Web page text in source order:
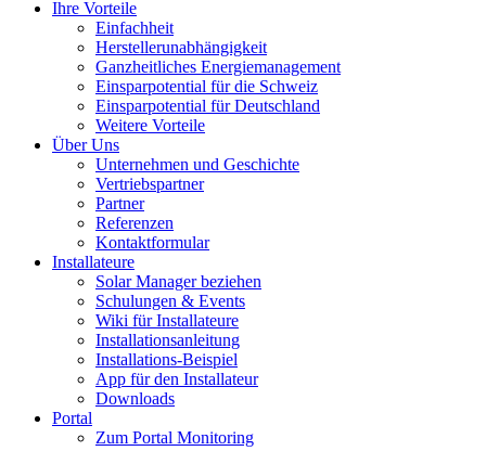
Ihre Vorteile
Einfachheit
Herstellerunabhängigkeit
Ganzheitliches Energiemanagement
Einsparpotential für die Schweiz
Einsparpotential für Deutschland
Weitere Vorteile
Über Uns
Unternehmen und Geschichte
Vertriebspartner
Partner
Referenzen
Kontaktformular
Installateure
Solar Manager beziehen
Schulungen & Events
Wiki für Installateure
Installationsanleitung
Installations-Beispiel
App für den Installateur
Downloads
Portal
Zum Portal Monitoring